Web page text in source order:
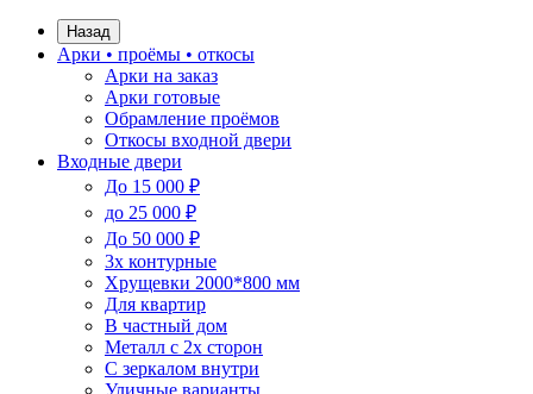
Назад
Арки • проёмы • откосы
Арки на заказ
Арки готовые
Обрамление проёмов
Откосы входной двери
Входные двери
До 15 000 ₽
до 25 000 ₽
До 50 000 ₽
3х контурные
Хрущевки 2000*800 мм
Для квартир
В частный дом
Металл с 2х сторон
С зеркалом внутри
Уличные варианты